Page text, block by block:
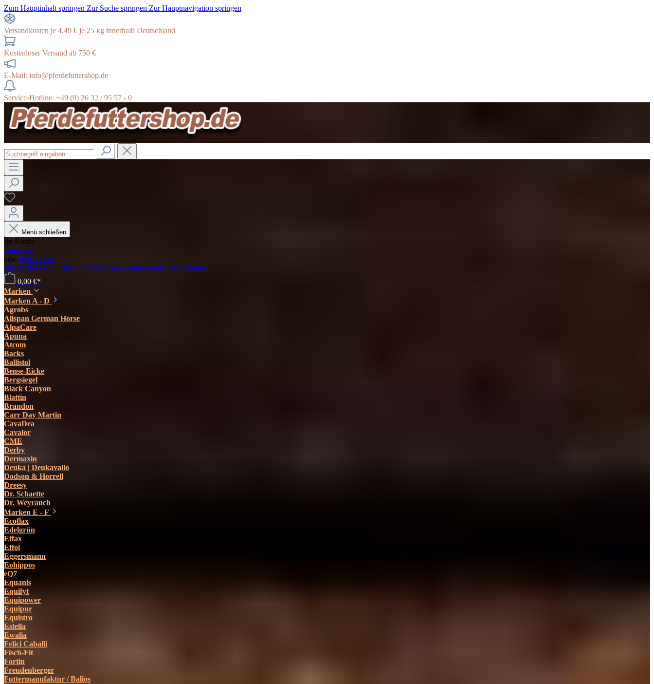
Zum Hauptinhalt springen Zur Suche springen Zur Hauptnavigation springen
Versandkosten je 4,49 € je 25 kg innerhalb Deutschland
Kostenloser Versand ab 750 €
E-Mail: info@pferdefuttershop.de
Service-Hotline: +49 (0) 26 32 / 95 57 - 0
Menü schließen
Ihr Konto
Anmelden
oder registrieren
Übersicht Persönliches Profil Adressen Zahlungsarten Bestellungen
0,00 €*
Marken
Marken A - D
Agrobs
Allspan German Horse
AlpaCare
Apuna
Atcom
Backs
Ballistol
Bense-Eicke
Bergsiegel
Black Canyon
Blattin
Brandon
Carr Day Martin
CavaDea
Cavalor
CME
Derby
Dermaxin
Deuka | Deukavallo
Dodson & Horrell
Dreesy
Dr. Schaette
Dr. Weyrauch
Marken E - F
Ecoflax
Edelgrün
Effax
Effol
Eggersmann
Eohippos
eQ7
Equanis
Equifyt
Equipower
Equipur
Equistro
Estella
Ewalia
Felici Caballi
Fisch-Fit
Fortin
Freudenberger
Futtermanufaktur / Balios